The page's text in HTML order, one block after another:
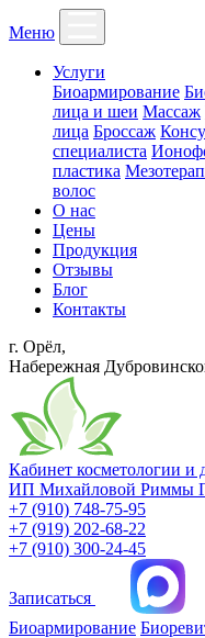
Меню
Услуги
Биоармирование
лица и шеи Массаж
лица Броссаж
специалиста
пластика
волос
О нас
Цены
Продукция
Отзывы
Блог
Контакты
г. Орёл,
Набережная
Кабинет косметологии и
ИП Михайловой Риммы
+7 (910) 748-75-95
+7 (919) 202-68-22
+7 (910) 300-24-45
Записаться
Биоармирование